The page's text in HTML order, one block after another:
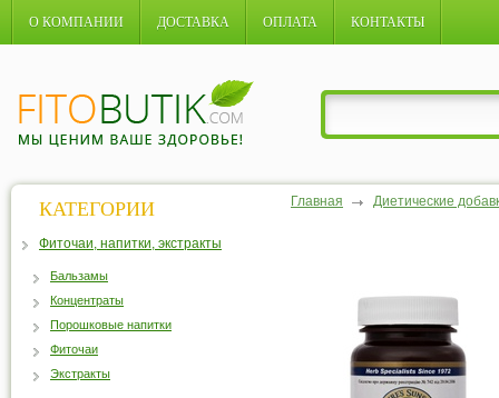
О КОМПАНИИ ДОСТАВКА ОПЛАТА КОНТАКТЫ
Главная Диетические
КАТЕГОРИИ
Фиточаи, напитки, экстракты
Бальзамы
Концентраты
Порошковые напитки
Фиточаи
Экстракты